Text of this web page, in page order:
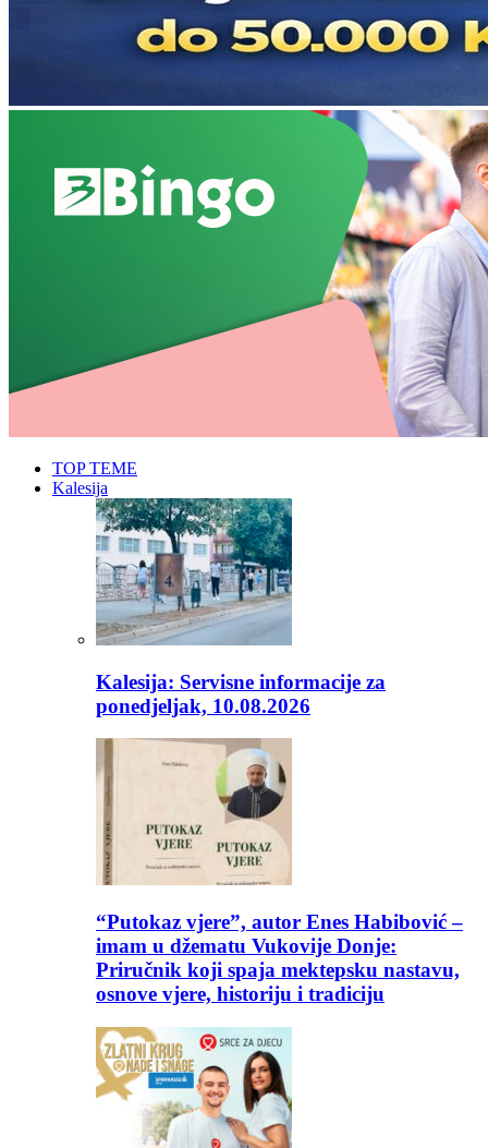
TOP TEME
Kalesija
Kalesija: Servisne informacije za
ponedjeljak, 10.08.2026
“Putokaz vjere”, autor Enes Habibović –
imam u džematu Vukovije Donje:
Priručnik koji spaja mektepsku nastavu,
osnove vjere, historiju i tradiciju